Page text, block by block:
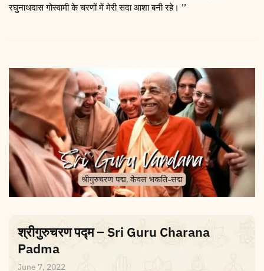
रघुनाथदास गोस्वामी के चरणों में मेरी सदा आशा बनी रहे। ’’
श्रीगुरुचरण पद्म – Sri Guru Charana
Padma
June 7, 2022